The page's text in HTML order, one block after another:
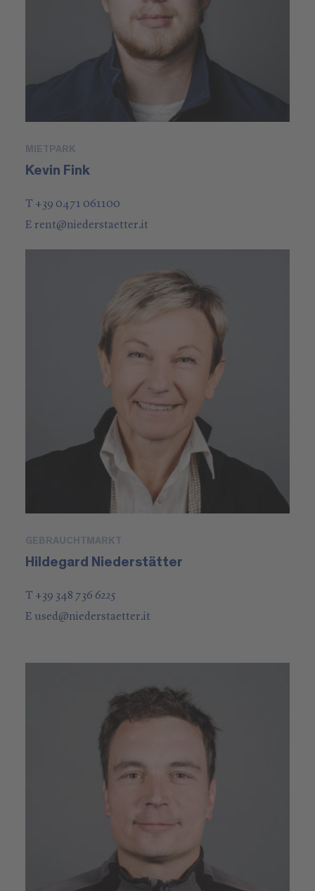
MIETPARK
Kevin Fink
T +39 0471 061100
E rent@niederstaetter.it
GEBRAUCHTMARKT
Hildegard Niederstätter
T +39 348 736 6225
E used@niederstaetter.it